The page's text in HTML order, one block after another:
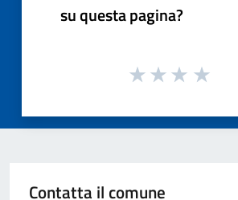
su questa pagina?
Contatta il comune